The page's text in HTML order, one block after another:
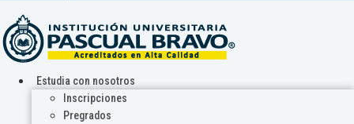
Estudia con nosotros
Inscripciones
Pregrados